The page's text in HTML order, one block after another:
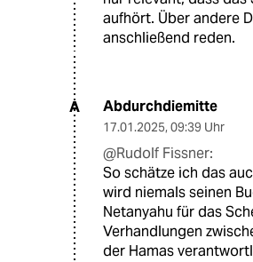
aufhört. Über andere
anschließend reden.
A Abdurchdiemitte
17.01.2025, 09:39 Uhr
@Rudolf Fissner:
So schätze ich das
wird niemals seinen
Netanyahu für das
Verhandlungen
der Hamas